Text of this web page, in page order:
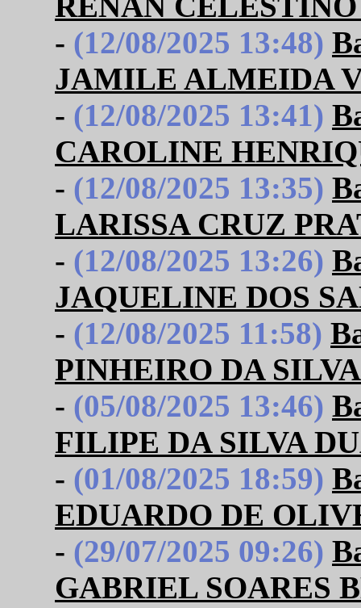
- (12/08/2025 13:48)
JAMILE ALMEIDA
- (12/08/2025 13:41)
CAROLINE
- (12/08/2025 13:35)
LARISSA CRUZ
- (12/08/2025 13:26)
JAQUELINE DOS
- (12/08/2025 11:58)
PINHEIRO DA SILVA
- (05/08/2025 13:46)
FILIPE DA SILVA
- (01/08/2025 18:59)
EDUARDO DE
- (29/07/2025 09:26)
GABRIEL SOARES